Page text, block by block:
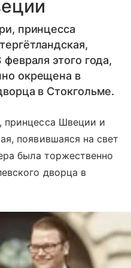
принцесса
этого года,
окрещена в
в Стокгольме.
принцесса Швеции и
появившаяся на свет
была торжественно
дворца в